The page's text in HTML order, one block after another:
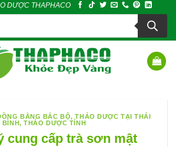
DƯỢC THAPHACO
BẰNG BẮC BỘ,THẢO DƯỢC TẠI THÁI
BÌNH,THẢO DƯỢC TỈNH
cung cấp trà sơn mật